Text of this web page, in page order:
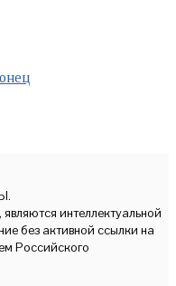
интеллектуальной
без активной ссылки на
Российского